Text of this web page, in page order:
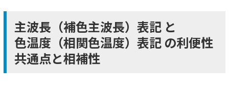
主波長（補色主波長）表記 と
色温度（相関色温度）表記 の利便性
共通点と相補性